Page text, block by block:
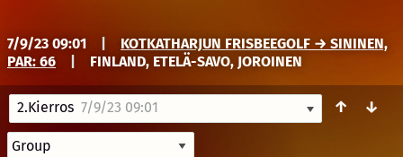
7/9/23 09:01
KOTKATHARJUN FRISBEEGOLF → SININEN,
PAR: 66
FINLAND, ETELÄ-SAVO, JOROINEN
2.Kierros 7/9/23 09:01 ↑ ↓